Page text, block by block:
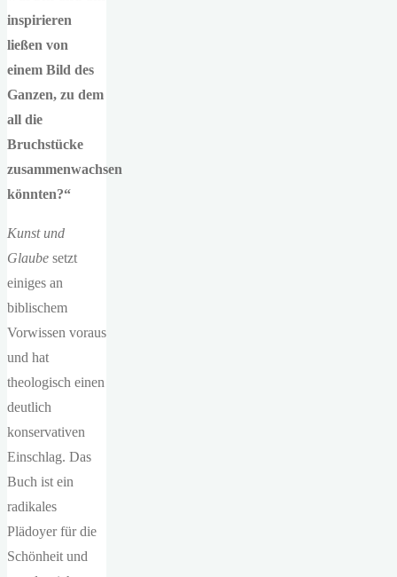
inspirieren
ließen von
einem Bild des
Ganzen, zu dem
all die
Bruchstücke
zusammenwachsen
könnten?“
Kunst und
Glaube setzt
einiges an
biblischem
Vorwissen voraus
und hat
theologisch einen
deutlich
konservativen
Einschlag. Das
Buch ist ein
radikales
Plädoyer für die
Schönheit und